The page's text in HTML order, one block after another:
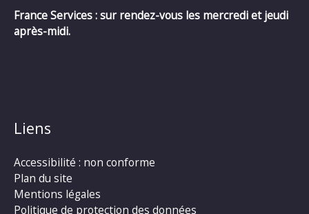
France Services : sur rendez-vous les mercredi et jeudi
après-midi.
Liens
Accessibilité : non conforme
Plan du site
Mentions légales
Politique de protection des données